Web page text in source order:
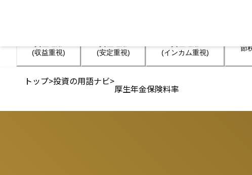
(収益重視)
(安定重視)
(インカム重視)
節
トップ>投資の用語ナビ>
厚生年金保険料率